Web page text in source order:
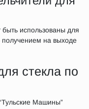
быть использованы для
получением на выходе
стекла по
Машины”